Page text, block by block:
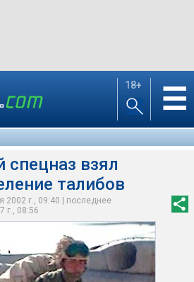
18+ ☰
взял
талибов
2002 г., 09:40 | последнее
г., 08:56